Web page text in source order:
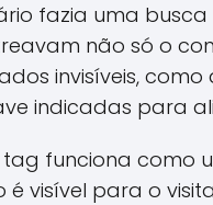
fazia uma
não só o
invisíveis, como
indicadas para
funciona como
é visível para o